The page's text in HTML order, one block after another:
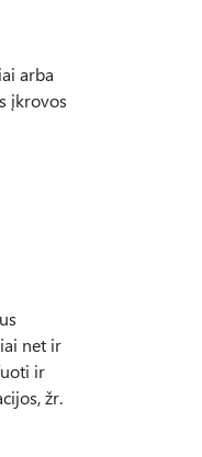
arba
įkrovos
net ir
ir
žr.